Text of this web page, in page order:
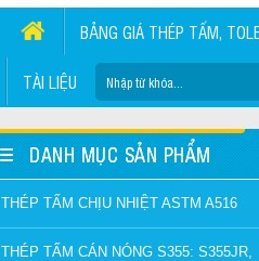
BẢNG GIÁ THÉP TẤM,
TÀI LIỆU
DANH MỤC SẢN PHẨM
THÉP TẤM CHỊU NHIỆT ASTM A516
THÉP TẤM CÁN NÓNG S355: S355JR,